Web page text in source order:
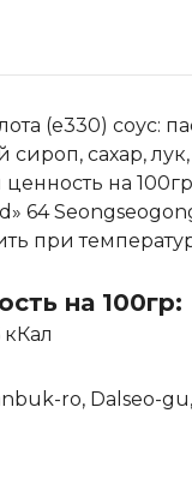
(e330) соус:
сахар,
на
64
при
на 100гр:
ro, Dalseo-